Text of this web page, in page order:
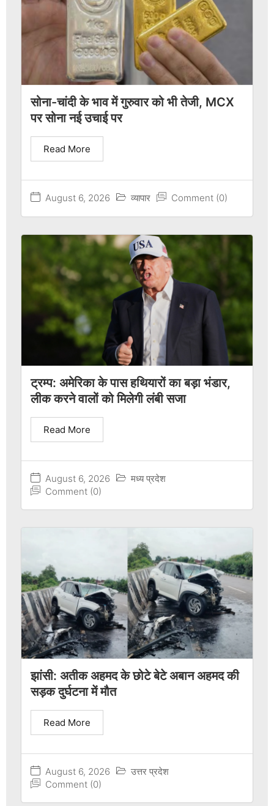
सोना-चांदी के भाव में गुरुवार को भी तेजी, MCX
पर सोना नई उचाई पर
August 6, 2026 व्यापार Comment (0)
Read More
ट्रम्प: अमेरिका के पास हथियारों का बड़ा भंडार,
लीक करने वालों को मिलेगी लंबी सजा
August 6, 2026
मध्य प्रदेश
Comment (0)
Read More
झांसी: अतीक अहमद के छोटे बेटे अबान अहमद की
सड़क दुर्घटना में मौत
August 6, 2026
उत्तर प्रदेश
Comment (0)
Read More